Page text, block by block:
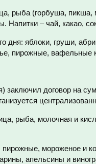
рыба (горбуша,
Напитки – чай, какао,
дня: яблоки, груши,
пирожные,
заключил договор на
рыба, молочная и
пирожные, мороженое и
апельсины и